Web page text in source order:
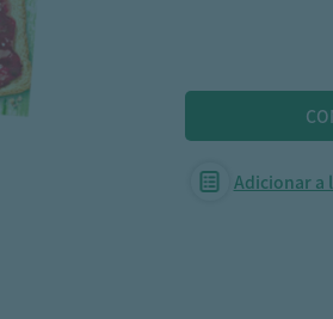
Adicionar a